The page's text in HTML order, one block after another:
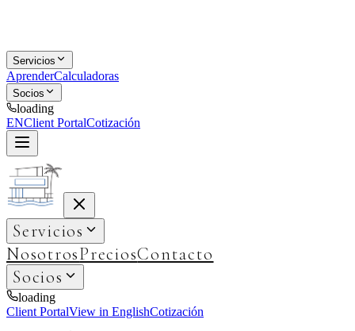
Servicios
AprenderCalculadoras
Socios
loading
ENClient PortalCotización
Servicios
NosotrosPreciosContacto
Socios
loading
Client PortalView in EnglishCotización